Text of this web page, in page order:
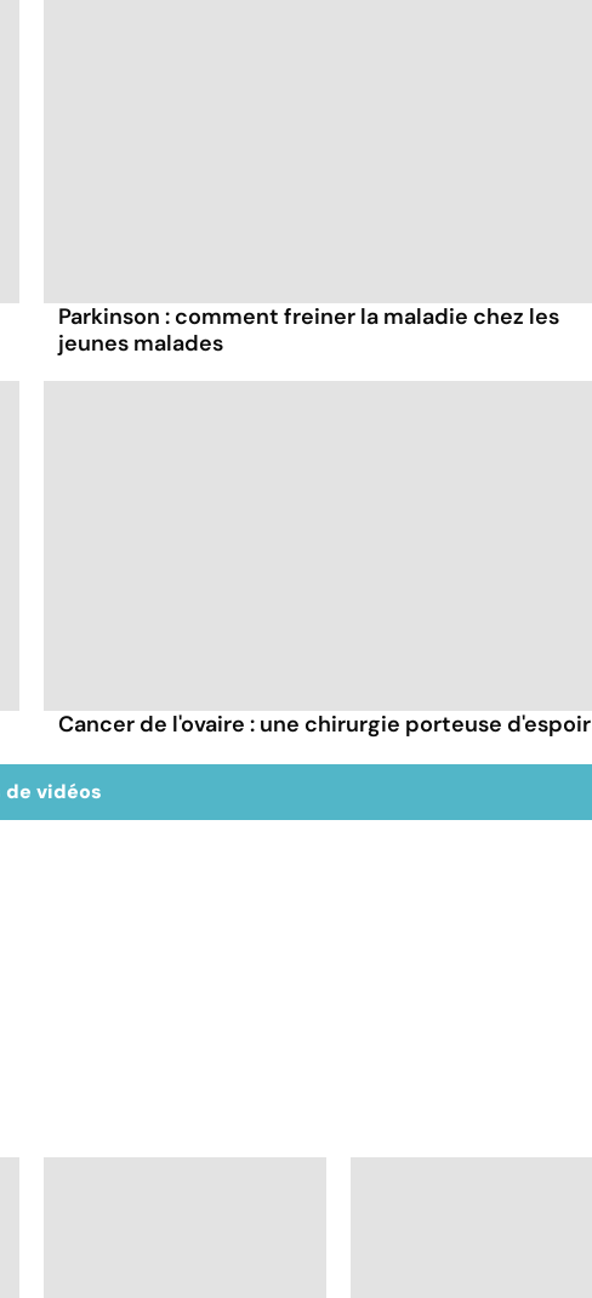
Parkinson : comment freiner la maladie chez les
jeunes malades
Cancer de l'ovaire : une chirurgie porteuse d'espoir
de vidéos